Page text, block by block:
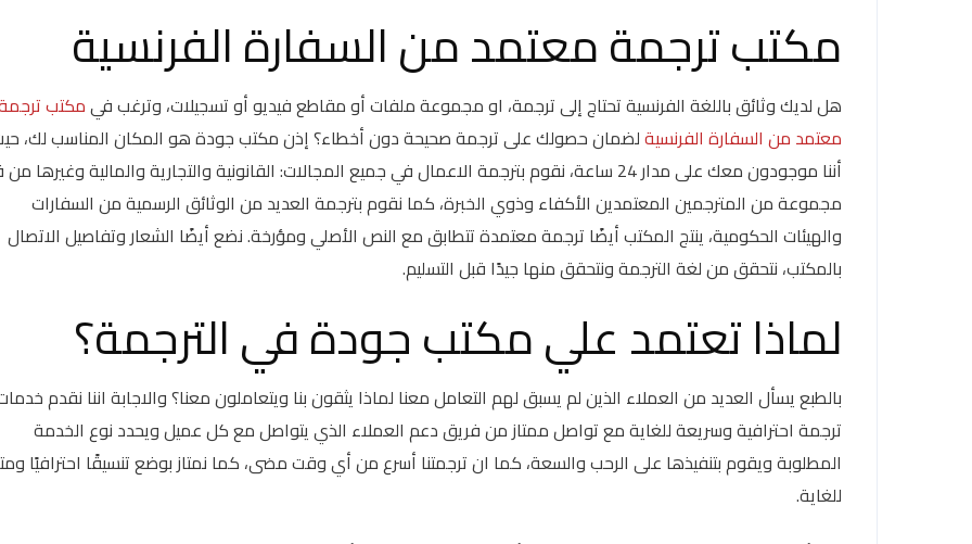
مكتب ترجمة معتمد من السفارة الفرنسية
هل لديك وثائق باللغة الفرنسية تحتاج إلى ترجمة، او مجموعة ملفات أو مقاطع فيديو أو تسجيلات، وترغب فيمكتب
معتمد من السفارة الفرنسيةلضمان حصولك على ترجمة صحيحة دون أخطاء؟ إذن مكتب جودة هو المكان المناسب لك،
أننا موجودون معك على مدار 24 ساعة، نقوم بترجمة الاعمال في جميع المجالات: القانونية والتجارية والمالية وغيرها
مجموعة من المترجمين المعتمدين الأكفاء وذوي الخبرة، كما نقوم بترجمة العديد من الوثائق الرسمية من السفارات
والهيئات الحكومية، ينتج المكتب أيضًا ترجمة معتمدة تتطابق مع النص الأصلي ومؤرخة. نضع أيضًا الشعار وتفاصيل الاتصال
بالمكتب، نتحقق من لغة الترجمة ونتحقق منها جيدًا قبل التسليم.
لماذا تعتمد علي مكتب جودة في الترجمة؟
بالطبع يسأل العديد من العملاء الذين لم يسبق لهم التعامل معنا لماذا يثقون بنا ويتعاملون معنا؟ والاجابة اننا نقدم
ترجمة احترافية وسريعة للغاية مع تواصل ممتاز من فريق دعم العملاء الذي يتواصل مع كل عميل ويحدد نوع الخدمة
المطلوبة ويقوم بتنفيذها على الرحب والسعة، كما ان ترجمتنا أسرع من أي وقت مضى، كما نمتاز بوضع تنسيقًا احترافيًا
للغاية.